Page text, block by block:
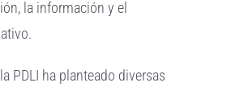
la información y el
PDLI ha planteado diversas